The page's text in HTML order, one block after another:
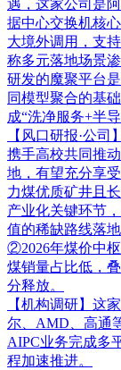
遇，这家公司是
据中心交换机核
大境外调用，支
称多元落地场景
研发的魔聚平台
同模型聚合的基
成“洗净服务+半
【风口研报·公
携手高校共同推
地，有望充分享
力煤优质矿井且
产业化关键环节
值的稀缺路线落
②2026年煤价中
煤销量占比低，
分释放。
【机构调研】这
尔、AMD、高通
AIPC业务完成多
程加速推进。